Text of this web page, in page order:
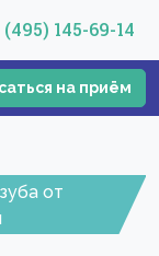
(495) 145-69-14
на приём
от